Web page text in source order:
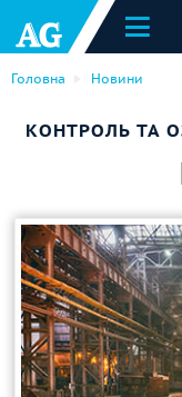
Головна Новини
КОНТРОЛЬ ТА